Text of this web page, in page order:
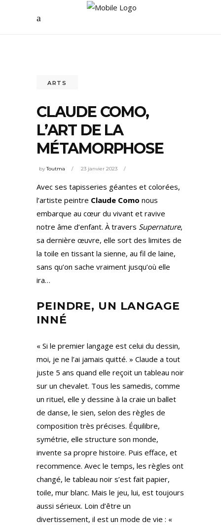
ARTS
CLAUDE COMO,
L’ART DE LA
MÉTAMORPHOSE
byToutma 23 janvier 2023
Avec ses tapisseries géantes et colorées,
l’artiste peintre Claude Como nous
embarque au cœur du vivant et ravive
notre âme d’enfant. À travers Supernature,
sa dernière œuvre, elle sort des limites de
la toile en tissant la sienne, au fil de laine,
sans qu’on sache vraiment jusqu’où elle
ira…
PEINDRE, UN LANGAGE
INNÉ
« Si le premier langage est celui du dessin,
moi, je ne l’ai jamais quitté. » Claude a tout
juste 5 ans quand elle reçoit un tableau noir
sur un chevalet. Tous les samedis, comme
un rituel, elle y dessine à la craie un ballet
de danse, le sien, selon des règles de
composition très précises. Équilibre,
symétrie, elle structure son monde,
invente sa propre histoire. Puis efface, et
recommence. Avec le temps, les règles ont
changé, le tableau noir s’est fait papier,
toile, mur blanc. Mais le jeu, lui, est toujours
aussi sérieux. Loin d’être un
divertissement, il est un mode de vie : «